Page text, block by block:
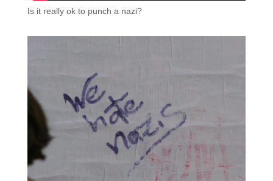
Is it really ok to punch a nazi?